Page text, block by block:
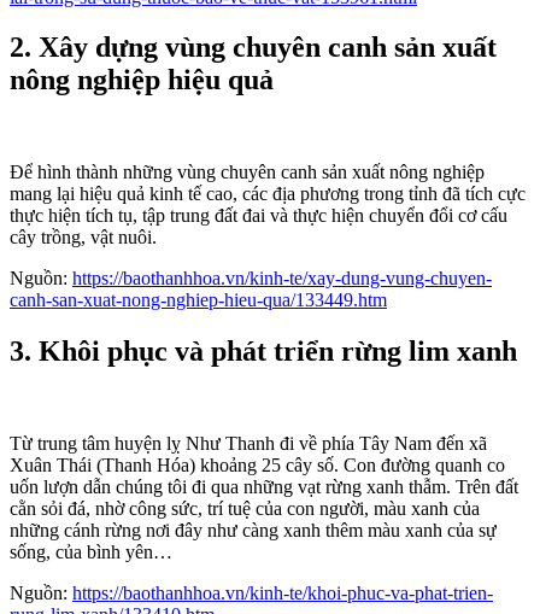
2. Xây dựng vùng chuyên canh sản xuất
nông nghiệp hiệu quả
Để hình thành những vùng chuyên canh sản xuất nông nghiệp
mang lại hiệu quả kinh tế cao, các địa phương trong tỉnh đã tích cực
thực hiện tích tụ, tập trung đất đai và thực hiện chuyển đổi cơ cấu
cây trồng, vật nuôi.
Nguồn: https://baothanhhoa.vn/kinh-te/xay-dung-vung-chuyen-
canh-san-xuat-nong-nghiep-hieu-qua/133449.htm
3. Khôi phục và phát triển rừng lim xanh
Từ trung tâm huyện lỵ Như Thanh đi về phía Tây Nam đến xã
Xuân Thái (Thanh Hóa) khoảng 25 cây số. Con đường quanh co
uốn lượn dẫn chúng tôi đi qua những vạt rừng xanh thẫm. Trên đất
cằn sỏi đá, nhờ công sức, trí tuệ của con người, màu xanh của
những cánh rừng nơi đây như càng xanh thêm màu xanh của sự
sống, của bình yên…
Nguồn: https://baothanhhoa.vn/kinh-te/khoi-phuc-va-phat-trien-